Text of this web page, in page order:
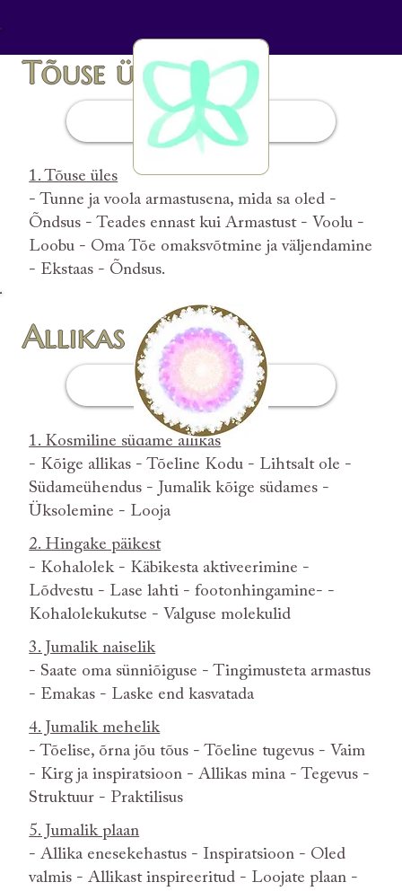
Sissejuhatus
1. Tõuse üles
- Tunne ja voola armastusena, mida sa oled -
Õndsus - Teades ennast kui Armastust - Voolu -
Loobu - Oma Tõe omaksvõtmine ja väljendamine
- Ekstaas - Õndsus.
Tõuse üles
Sissejuhatus
1. Kosmiline südame allikas
- Kõige allikas - Tõeline Kodu - Lihtsalt ole -
Südameühendus - Jumalik kõige südames -
Üksolemine - Looja
2. Hingake päikest
- Kohalolek - Käbikesta aktiveerimine -
Lõdvestu - Lase lahti - footonhingamine- -
Kohalolekukutse - Valguse molekulid
3. Jumalik naiselik
- Saate oma sünniõiguse - Tingimusteta armastus
- Emakas - Laske end kasvatada
4. Jumalik mehelik
- Tõelise, õrna jõu tõus - Tõeline tugevus - Vaim
- Kirg ja inspiratsioon - Allikas mina - Tegevus -
Struktuur - Praktilisus
5. Jumalik plaan
- Allika enesekehastus - Inspiratsioon - Oled
valmis - Allikast inspireeritud - Loojate plaan -
Allikas